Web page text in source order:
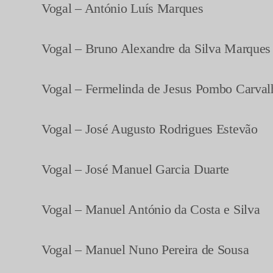
Vogal – António Luís Marques
Vogal – Bruno Alexandre da Silva Marques
Vogal – Fermelinda de Jesus Pombo
Vogal – José Augusto Rodrigues Estevão
Vogal – José Manuel Garcia Duarte
Vogal – Manuel António da Costa e Silva
Vogal – Manuel Nuno Pereira de Sousa